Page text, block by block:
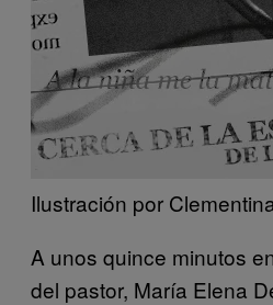
Ilustración por
A unos quince minutos
del pastor, María Elena